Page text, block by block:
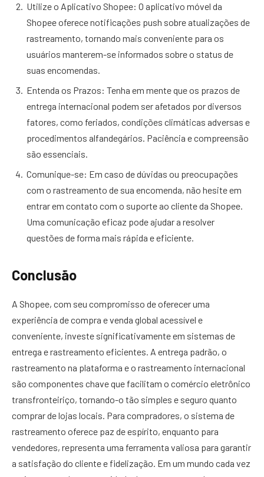
Utilize o Aplicativo Shopee: O aplicativo móvel da
Shopee oferece notificações push sobre atualizações de
rastreamento, tornando mais conveniente para os
usuários manterem-se informados sobre o status de
suas encomendas.
Entenda os Prazos: Tenha em mente que os prazos de
entrega internacional podem ser afetados por diversos
fatores, como feriados, condições climáticas adversas e
procedimentos alfandegários. Paciência e compreensão
são essenciais.
Comunique-se: Em caso de dúvidas ou preocupações
com o rastreamento de sua encomenda, não hesite em
entrar em contato com o suporte ao cliente da Shopee.
Uma comunicação eficaz pode ajudar a resolver
questões de forma mais rápida e eficiente.
Conclusão
A Shopee, com seu compromisso de oferecer uma
experiência de compra e venda global acessível e
conveniente, investe significativamente em sistemas de
entrega e rastreamento eficientes. A entrega padrão, o
rastreamento na plataforma e o rastreamento internacional
são componentes chave que facilitam o comércio eletrônico
transfronteiriço, tornando-o tão simples e seguro quanto
comprar de lojas locais. Para compradores, o sistema de
rastreamento oferece paz de espírito, enquanto para
vendedores, representa uma ferramenta valiosa para garantir
a satisfação do cliente e fidelização. Em um mundo cada vez